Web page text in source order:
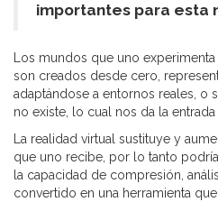
importantes para esta
Los mundos que uno experimenta
son creados desde cero,
adaptándose a entornos reales, o
no existe, lo cual nos da la
La realidad virtual sustituye y
que uno recibe, por lo tanto
la capacidad de compresión,
convertido en una herramienta